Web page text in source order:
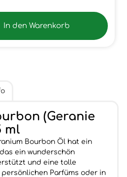
(Geranie
ml
Bourbon Öl hat ein
ein wunderschön
und eine tolle
persönlichen Parfüms oder in